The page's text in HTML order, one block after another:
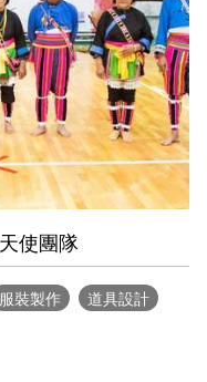
使團隊
服裝製作 道具設計